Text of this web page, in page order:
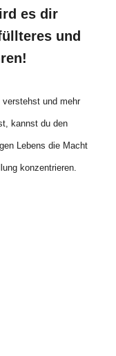
es dir
und
und mehr
kannst du den
Lebens die Macht
konzentrieren.